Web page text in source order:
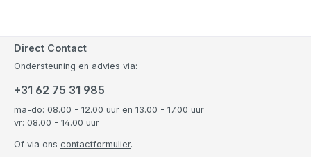
Direct Contact
Ondersteuning en advies via:
+31 62 75 31 985
ma-do: 08.00 - 12.00 uur en 13.00 - 17.00 uur
vr: 08.00 - 14.00 uur
Of via ons contactformulier.